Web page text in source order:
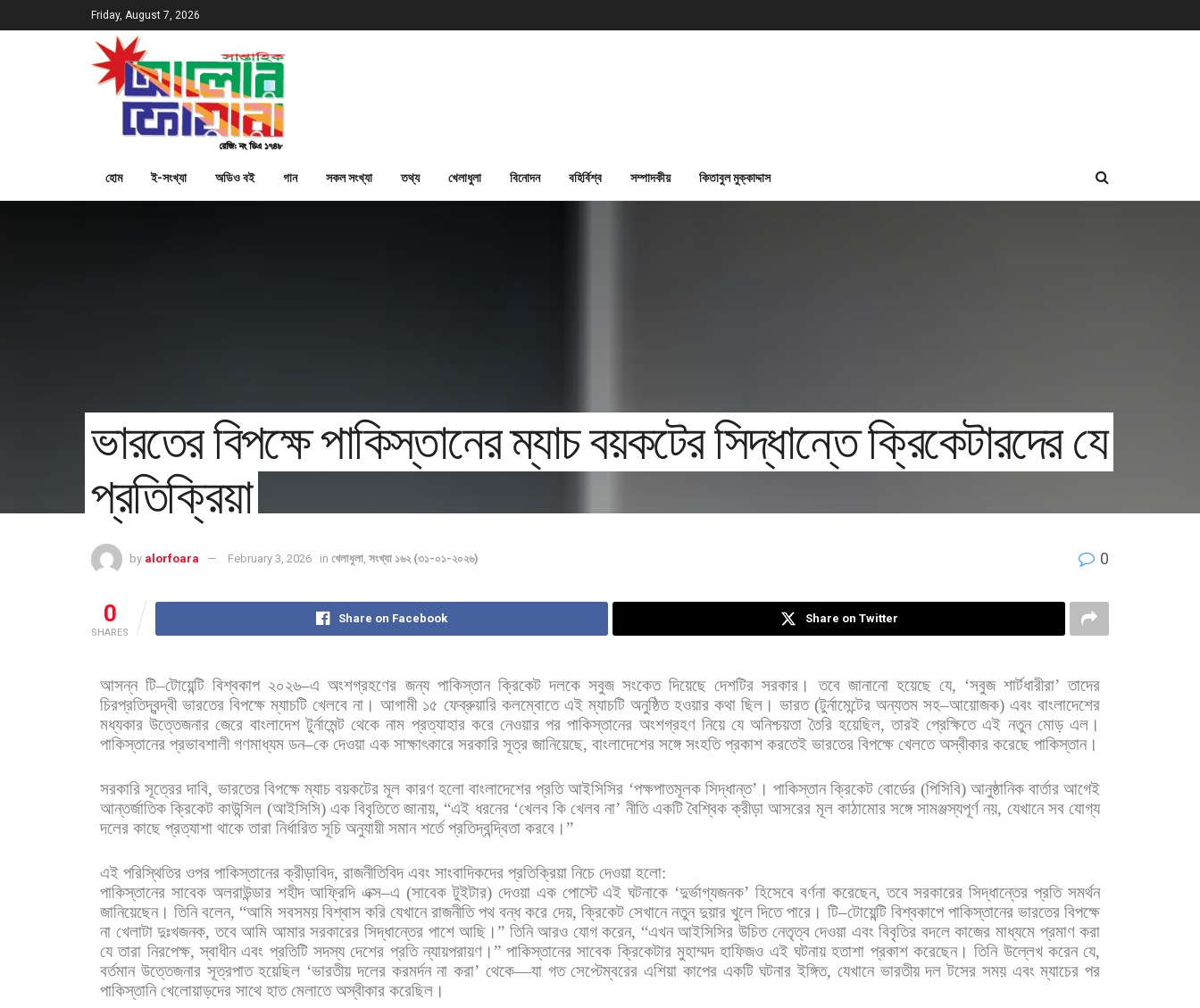
Friday, August 7, 2026
হোম ই-সংখ্যা অডিও বই গান সকল সংখ্যা তথ্য খেলাধুলা বিনোদন বহির্বিশ্ব সম্পাদকীয় কিতাবুল মুক্কাদ্দাস
ভারতের বিপক্ষে পাকিস্তানের ম্যাচ বয়কটের সিদ্ধান্তে ক্রিকেটারদের যে
প্রতিক্রিয়া
by alorfoara February 3, 2026 in খেলাধুলা, সংখ্যা ১৬২ (৩১-০১-২০২৬) 0
0
SHARES
Share on Facebook Share on Twitter
আসন্ন টি–টোয়েন্টি বিশ্বকাপ ২০২৬–এ অংশগ্রহণের জন্য পাকিস্তান ক্রিকেট দলকে সবুজ সংকেত দিয়েছে দেশটির সরকার। তবে জানানো হয়েছে যে, ‘সবুজ শার্টধারীরা’তাদের
চিরপ্রতিদ্বন্দ্বী ভারতের বিপক্ষে ম্যাচটি খেলবে না। আগামী ১৫ ফেব্রুয়ারি কলম্বোতে এই ম্যাচটি অনুষ্ঠিত হওয়ার কথা ছিল। ভারত(টুর্নামেন্টের অন্যতম সহ–আয়োজক) এবং বাংলাদেশের
মধ্যকার উত্তেজনার জেরে বাংলাদেশ টুর্নামেন্ট থেকে নাম প্রত্যাহার করে নেওয়ার পর পাকিস্তানের অংশগ্রহণ নিয়ে যে অনিশ্চয়তা তৈরি হয়েছিল,তারই প্রেক্ষিতে এই নতুন মোড় এল।
পাকিস্তানের প্রভাবশালী গণমাধ্যম ডন–কে দেওয়া এক সাক্ষাৎকারে সরকারি সূত্র জানিয়েছে, বাংলাদেশের সঙ্গে সংহতি প্রকাশ করতেই ভারতের বিপক্ষে খেলতে অস্বীকার করেছে পাকিস্তান।
সরকারি সূত্রের দাবি, ভারতের বিপক্ষে ম্যাচ বয়কটের মূল কারণ হলো বাংলাদেশের প্রতি আইসিসির ‘পক্ষপাতমূলক সিদ্ধান্ত’ । পাকিস্তান ক্রিকেট বোর্ডের (পিসিবি) আনুষ্ঠানিক বার্তার আগেই
আন্তর্জাতিক ক্রিকেট কাউন্সিল (আইসিসি) এক বিবৃতিতে জানায়, “এই ধরনের‘খেলব কি খেলব না’ নীতি একটি বৈশ্বিক ক্রীড়া আসরের মূল কাঠামোর সঙ্গে সামঞ্জস্যপূর্ণ নয়, যেখানে সব যোগ্য
দলের কাছে প্রত্যাশা থাকে তারা নির্ধারিত সূচি অনুযায়ী সমান শর্তে প্রতিদ্বন্দ্বিতা করবে। ”
এই পরিস্থিতির ওপর পাকিস্তানের ক্রীড়াবিদ, রাজনীতিবিদ এবং সাংবাদিকদের প্রতিক্রিয়া নিচে দেওয়া হলো:
পাকিস্তানের সাবেক অলরাউন্ডার শহীদ আফ্রিদি এক্স–এ (সাবেক টুইটার) দেওয়া এক পোস্টে এই ঘটনাকে ‘দুর্ভাগ্যজনক’হিসেবে বর্ণনা করেছেন,তবে সরকারের সিদ্ধান্তের প্রতি সমর্থন
জানিয়েছেন। তিনি বলেন, “আমি সবসময় বিশ্বাস করি যেখানে রাজনীতি পথ বন্ধ করে দেয়, ক্রিকেট সেখানে নতুন দুয়ার খুলে দিতে পারে। টি–টোয়েন্টি বিশ্বকাপে পাকিস্তানের ভারতের বিপক্ষে
না খেলাটা দুঃখজনক,তবে আমি আমার সরকারের সিদ্ধান্তের পাশে আছি। ” তিনি আরও যোগ করেন, “এখন আইসিসির উচিত নেতৃত্ব দেওয়া এবং বিবৃতির বদলে কাজের মাধ্যমে প্রমাণ করা
যে তারা নিরপেক্ষ,স্বাধীন এবং প্রতিটি সদস্য দেশের প্রতি ন্যায়পরায়ণ। ”পাকিস্তানের সাবেক ক্রিকেটার মুহাম্মদ হাফিজও এই ঘটনায় হতাশা প্রকাশ করেছেন। তিনি উল্লেখ করেন যে,
বর্তমান উত্তেজনার সূত্রপাত হয়েছিল ‘ভারতীয় দলের করমর্দন না করা’ থেকে—যা গত সেপ্টেম্বরের এশিয়া কাপের একটি ঘটনার ইঙ্গিত, যেখানে ভারতীয় দল টসের সময় এবং ম্যাচের পর
পাকিস্তানি খেলোয়াড়দের সাথে হাত মেলাতে অস্বীকার করেছিল।